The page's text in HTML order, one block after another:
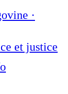
·
et justice